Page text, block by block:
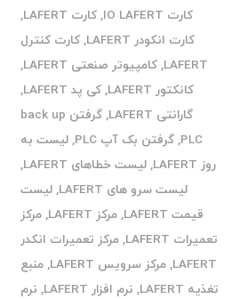
کارت IO LAFERT
,کارت LAFERT
,
کارت انکودر LAFERT
,کارت کنترل
LAFERT
,کامپیوتر صنعتی LAFERT
,
کانکتور LAFERT
,کی پد LAFERT
,
گارانتی LAFERT
,
گرفتن back up
PLC
,گرفتن بک آپ PLC ,لیست به
روز LAFERT
,لیست خطاهای LAFERT
,
لیست سرو های LAFERT
,لیست
قیمت LAFERT
,مرکز LAFERT ,مرکز
تعمیرات LAFERT
,مرکز تعمیرات انکدر
LAFERT
,مرکز سرویس LAFERT ,منبع
تغذیه LAFERT
, نرم افزار LAFERT , نرم